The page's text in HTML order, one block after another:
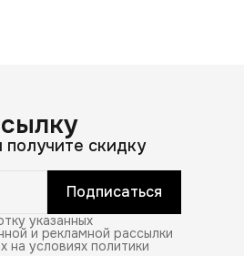
скидку
Подписаться
указанных
и рекламной рассылки
на условиях политики